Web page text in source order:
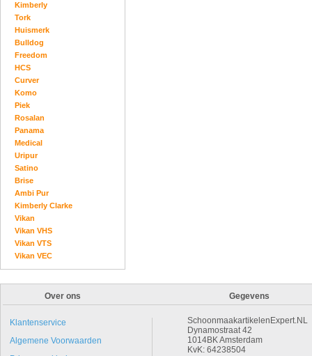
Kimberly
Tork
Huismerk
Bulldog
Freedom
HCS
Curver
Komo
Piek
Rosalan
Panama
Medical
Uripur
Satino
Brise
Ambi Pur
Kimberly Clarke
Vikan
Vikan VHS
Vikan VTS
Vikan VEC
Over ons Gegevens
Klantenservice
Algemene Voorwaarden
SchoonmaakartikelenExpert.NL
Dynamostraat 42
1014BK Amsterdam
KvK: 64238504